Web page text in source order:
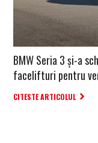
BMW Seria 3 și-a
facelifturi pentru
CITESTE ARTICOLUL